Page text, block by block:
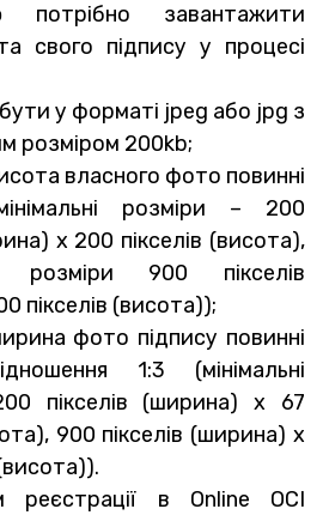
потрібно завантажити
свого підпису у процесі
у форматі jpeg або jpg з
розміром 200kb;
власного фото повинні
розміри – 200
x 200 пікселів (висота),
розміри 900 пікселів
пікселів (висота));
фото підпису повинні
1:3 (мінімальні
пікселів (ширина) x 67
900 пікселів (ширина) x
реєстрації в Online OCI